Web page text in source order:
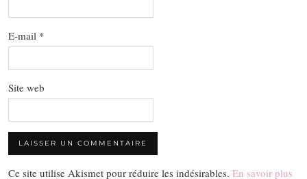
E-mail *
Site web
Ce site utilise Akismet pour réduire les indésirables. En savoir plus